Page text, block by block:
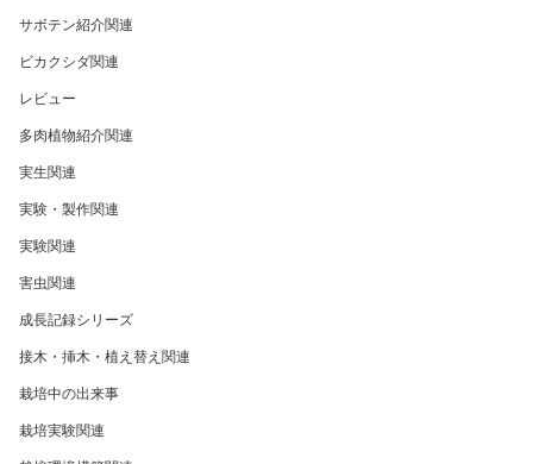
サボテン紹介関連
ビカクシダ関連
レビュー
多肉植物紹介関連
実生関連
実験・製作関連
実験関連
害虫関連
成長記録シリーズ
接木・挿木・植え替え関連
栽培中の出来事
栽培実験関連